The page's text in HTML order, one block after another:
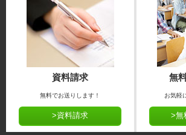
資料請求
無料でお送りします！
>資料請求
無
お気軽
>無